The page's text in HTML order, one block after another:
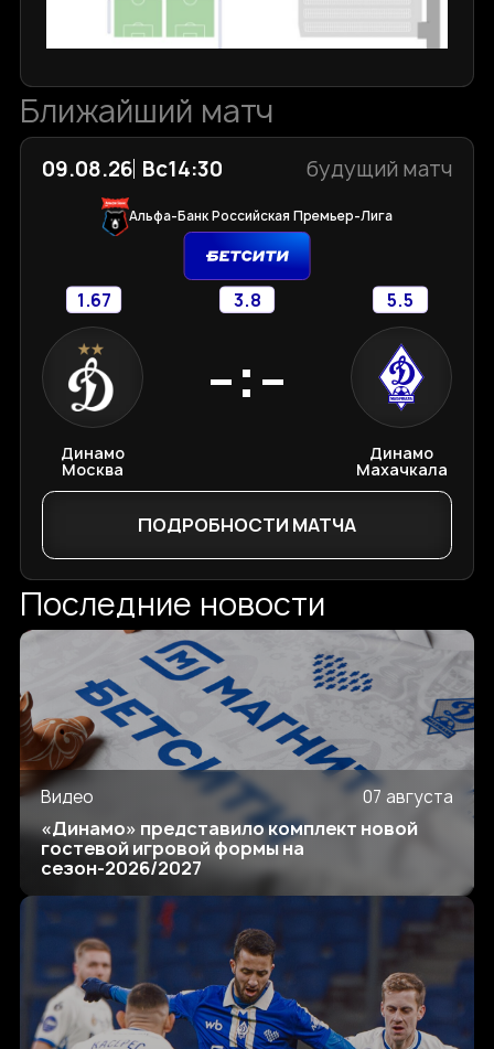
Ближайший матч
09.08.26 Вс14:30 будущий матч
Альфа-Банк Российская Премьер-Лига
1.67 3.8 5.5
Динамо
Москва
-:-
Динамо
Махачкала
ПОДРОБНОСТИ МАТЧА
Последние новости
Видео 07 августа
«Динамо» представило комплект новой
гостевой игровой формы на
сезон-2026/2027